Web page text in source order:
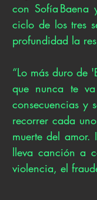
con Sofía
ciclo de los tres
profundidad la
“Lo más duro de
que nunca te
consecuencias y
recorrer cada
muerte del amor.
lleva canción a
violencia, el